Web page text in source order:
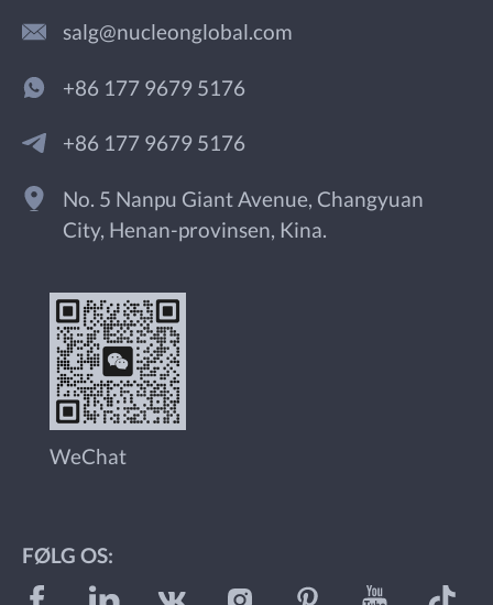
salg@nucleonglobal.com
+86 177 9679 5176
+86 177 9679 5176
No. 5 Nanpu Giant Avenue, Changyuan
City, Henan-provinsen, Kina.
WeChat
FØLG OS: